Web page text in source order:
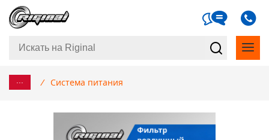
... / Система питания